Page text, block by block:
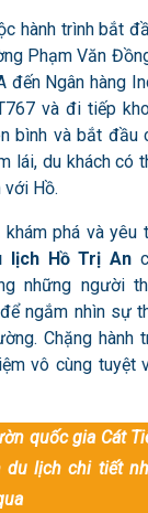
hành trình bắt
Phạm Văn
đến Ngân hàng
và đi tiếp
bình và bắt đầu
lái, du khách có
Hồ.
phá và yêu
lịch Hồ Trị An
những người
ngắm nhìn sự
Chặng hành
vô cùng tuyệt
quốc gia Cát
du lịch chi tiết